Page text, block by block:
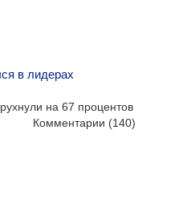
в лидерах
на 67 процентов
Комментарии (140)